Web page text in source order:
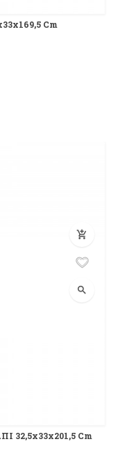
Cm
add_shopping_cart
search
32,5x33x201,5 Cm